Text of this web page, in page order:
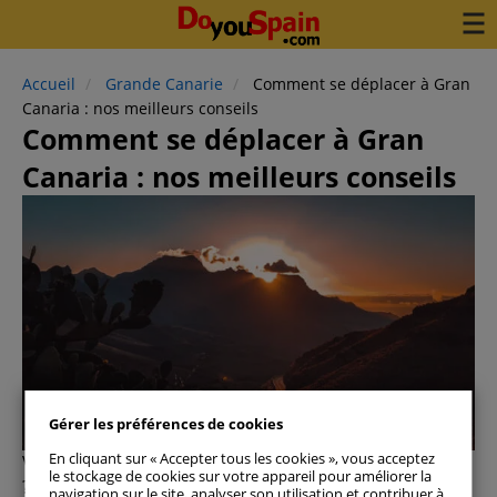
Accueil Grande Canarie
Comment se déplacer à Gran
Canaria : nos meilleurs conseils
Comment se déplacer à Gran
Canaria : nos meilleurs conseils
Grande Canarie
Vous pensez voyager àGran Canariaprochainement
? Si la réponse est oui, vous serez intéressé par ce
Gérer les préférences de cookies
En cliquant sur « Accepter tous les cookies », vous acceptez
le stockage de cookies sur votre appareil pour améliorer la